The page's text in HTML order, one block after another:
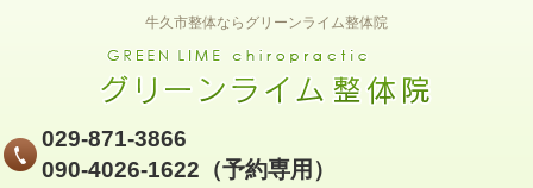
牛久市整体ならグリーンライム整体院
029-871-3866
090-4026-1622（予約専用）